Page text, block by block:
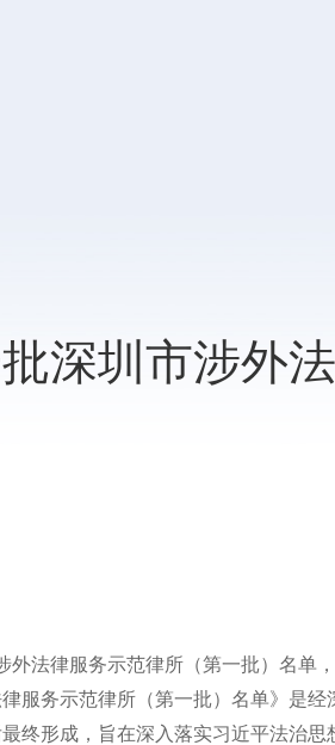
深圳市涉外
外法律服务示范律所（第一批）名单
服务示范律所（第一批）名单》是经
终形成，旨在深入落实习近平法治